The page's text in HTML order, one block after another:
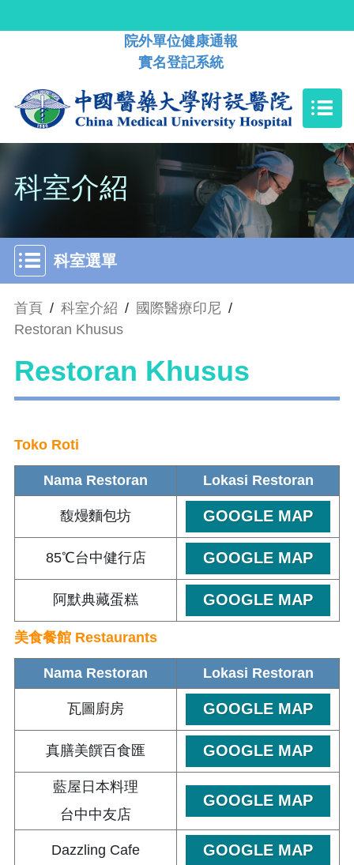
院外單位健康通報
實名登記系統
科室介紹
科室選單
首頁 / 科室介紹 / 國際醫療印尼 /
Restoran Khusus
Restoran Khusus
Toko Roti
Nama Restoran Lokasi Restoran
馥熳麵包坊 GOOGLE MAP
85℃台中健行店 GOOGLE MAP
阿默典藏蛋糕 GOOGLE MAP
美食餐館 Restaurants
Nama Restoran Lokasi Restoran
瓦圖廚房 GOOGLE MAP
真膳美饌百食匯 GOOGLE MAP
藍屋日本料理
台中中友店
GOOGLE MAP
Dazzling Cafe GOOGLE MAP